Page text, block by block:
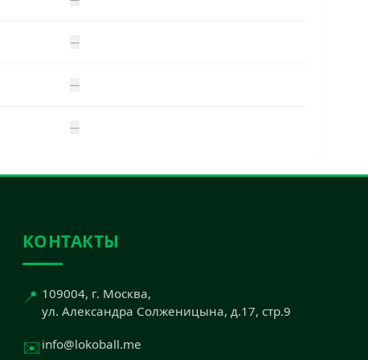
—
—
—
КОНТАКТЫ
📍 109004, г. Москва,
ул. Александра Солженицына, д.17, стр.9
✉️ info@lokoball.me